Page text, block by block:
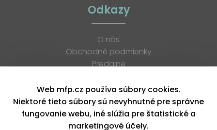
Odkazy
O nás
Obchodné podmienky
Predajne
K stiahnutiu
Blog
Kontakt
Kariéra
Web mfp.cz používa súbory cookies.
Niektoré tieto súbory sú nevyhnutné pre správne
fungovanie webu, iné slúžia pre štatistické a
marketingové účely.